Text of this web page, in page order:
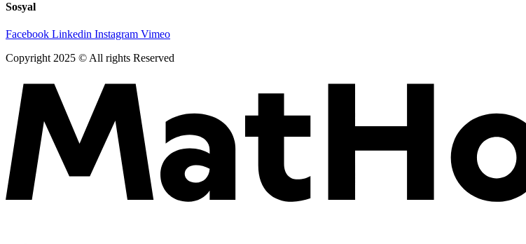
Sosyal
Facebook Linkedin Instagram Vimeo
Copyright 2025 © All rights Reserved